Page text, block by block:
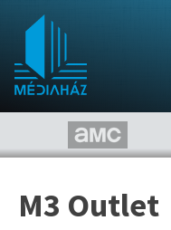
M3 Outlet